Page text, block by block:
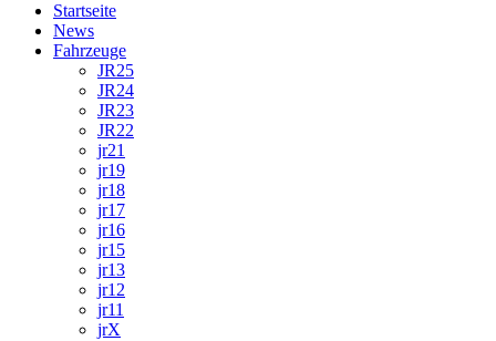
Startseite
News
Fahrzeuge
JR25
JR24
JR23
JR22
jr21
jr19
jr18
jr17
jr16
jr15
jr13
jr12
jr11
jrX